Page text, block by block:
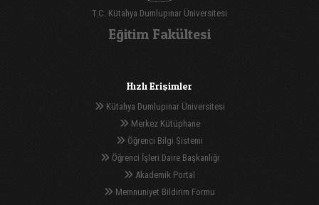
T.C. Kütahya Dumlupınar Üniversitesi
Eğitim Fakültesi
Hızlı Erişimler
Kütahya Dumlupınar Üniversitesi
Merkez Kütüphane
Öğrenci Bilgi Sistemi
Öğrenci İşleri Daire Başkanlığı
Akademik Portal
Memnuniyet Bildirim Formu